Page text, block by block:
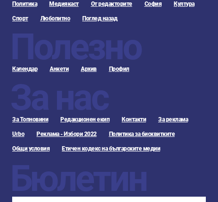
Политика Медиякаст От редакторите София Култура
Спорт Любопитно Поглед назад
Полезно
Календар Анкети Архив Профил
За нас
За Топновини Редакционен екип Контакти За реклама
Urbo Реклама - Избори 2022 Политика за бисквитките
Общи условия Етичен кодекс на българските медии
Бюлетин